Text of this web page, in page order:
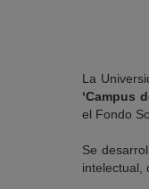
La
‘Campus
el Fondo
Se
intelectual,